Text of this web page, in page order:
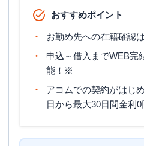
おすすめポイント
お勤め先への在籍確認
申込～借入までWEB完
能！※
アコムでの契約がはじ
日から最大30日間金利0